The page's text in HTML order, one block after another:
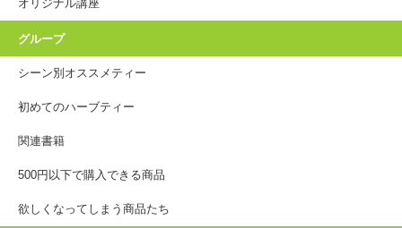
オリジナル講座
グループ
シーン別オススメティー
初めてのハーブティー
関連書籍
500円以下で購入できる商品
欲しくなってしまう商品たち